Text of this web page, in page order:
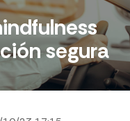
segura